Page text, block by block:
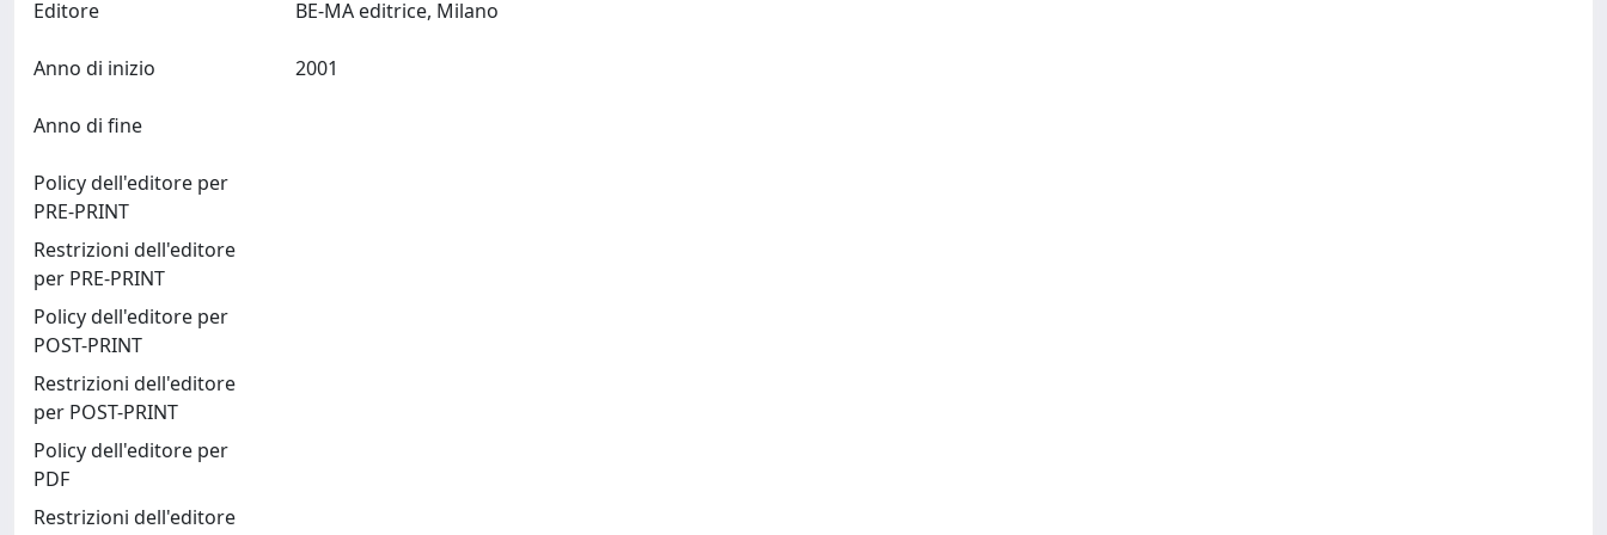
Editore
Anno di inizio
Anno di fine
Policy dell'editore per
PRE-PRINT
Restrizioni dell'editore
per PRE-PRINT
Policy dell'editore per
POST-PRINT
Restrizioni dell'editore
per POST-PRINT
Policy dell'editore per
PDF
Restrizioni dell'editore